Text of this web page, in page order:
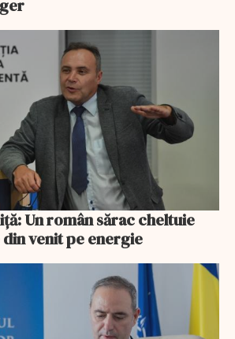
Un român sărac cheltuie
venit pe energie